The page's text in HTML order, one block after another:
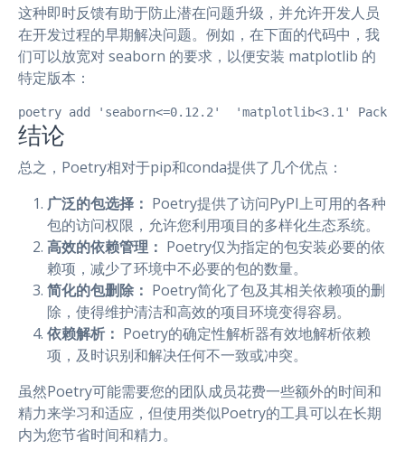
这种即时反馈有助于防止潜在问题升级，并允许开发人员
在开发过程的早期解决问题。例如，在下面的代码中，我
们可以放宽对 seaborn 的要求，以便安装 matplotlib 的
特定版本：
poetry add 'seaborn<=0.12.2'  'matplotlib<3.1'
结论
总之，Poetry相对于pip和conda提供了几个优点：
广泛的包选择： Poetry提供了访问PyPI上可用的各种
包的访问权限，允许您利用项目的多样化生态系统。
高效的依赖管理： Poetry仅为指定的包安装必要的依
赖项，减少了环境中不必要的包的数量。
简化的包删除： Poetry简化了包及其相关依赖项的删
除，使得维护清洁和高效的项目环境变得容易。
依赖解析： Poetry的确定性解析器有效地解析依赖
项，及时识别和解决任何不一致或冲突。
虽然Poetry可能需要您的团队成员花费一些额外的时间和
精力来学习和适应，但使用类似Poetry的工具可以在长期
内为您节省时间和精力。